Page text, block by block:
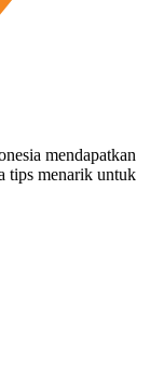
mendapatkan
tips menarik untuk